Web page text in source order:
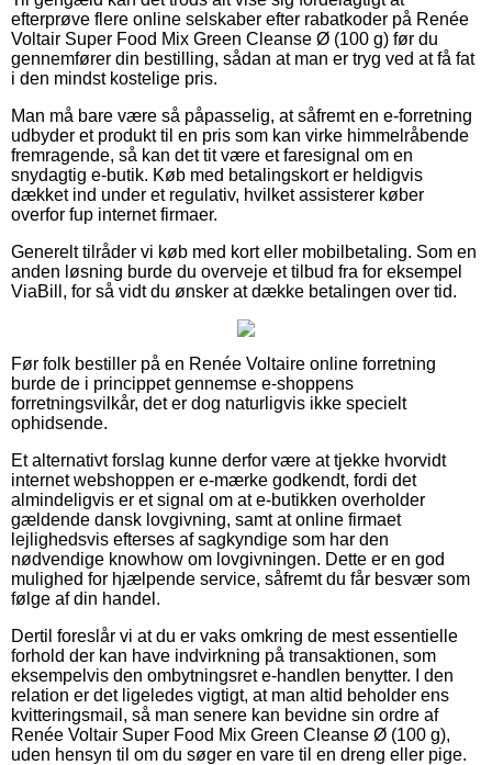
efterprøve flere online selskaber efter rabatkoder på Renée
Voltair Super Food Mix Green Cleanse Ø (100 g) før du
gennemfører din bestilling, sådan at man er tryg ved at få fat
i den mindst kostelige pris.
Man må bare være så påpasselig, at såfremt en e-forretning
udbyder et produkt til en pris som kan virke himmelråbende
fremragende, så kan det tit være et faresignal om en
snydagtig e-butik. Køb med betalingskort er heldigvis
dækket ind under et regulativ, hvilket assisterer køber
overfor fup internet firmaer.
Generelt tilråder vi køb med kort eller mobilbetaling. Som en
anden løsning burde du overveje et tilbud fra for eksempel
ViaBill, for så vidt du ønsker at dække betalingen over tid.
Før folk bestiller på en Renée Voltaire online forretning
burde de i princippet gennemse e-shoppens
forretningsvilkår, det er dog naturligvis ikke specielt
ophidsende.
Et alternativt forslag kunne derfor være at tjekke hvorvidt
internet webshoppen er e-mærke godkendt, fordi det
almindeligvis er et signal om at e-butikken overholder
gældende dansk lovgivning, samt at online firmaet
lejlighedsvis efterses af sagkyndige som har den
nødvendige knowhow om lovgivningen. Dette er en god
mulighed for hjælpende service, såfremt du får besvær som
følge af din handel.
Dertil foreslår vi at du er vaks omkring de mest essentielle
forhold der kan have indvirkning på transaktionen, som
eksempelvis den ombytningsret e-handlen benytter. I den
relation er det ligeledes vigtigt, at man altid beholder ens
kvitteringsmail, så man senere kan bevidne sin ordre af
Renée Voltair Super Food Mix Green Cleanse Ø (100 g),
uden hensyn til om du søger en vare til en dreng eller pige.